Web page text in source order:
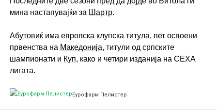
мина настапувајќи за Шартр.
Абутовиќ има европска клупска титула, пет освоени
првенства на Македонија, титули од српските
шампионати и Куп, како и четири изданија на СЕХА
лигата.
Еурофарм Пелистер